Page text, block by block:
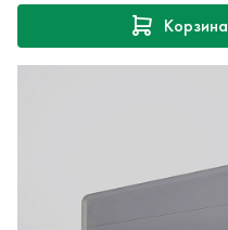
Корзина